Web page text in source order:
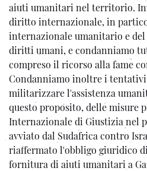
aiuti umanitari nel territorio.
diritto internazionale, in
internazionale umanitario e
diritti umani, e condanniamo
compreso il ricorso alla fame
Condanniamo inoltre i
militarizzare l'assistenza
questo proposito, delle misure
Internazionale di Giustizia nel
avviato dal Sudafrica contro
riaffermato l'obbligo giuridico
fornitura di aiuti umanitari a